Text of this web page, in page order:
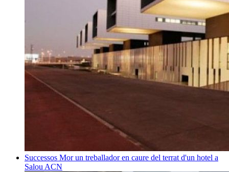
Successos Mor un treballador en caure del terrat d'un hotel a
Salou ACN